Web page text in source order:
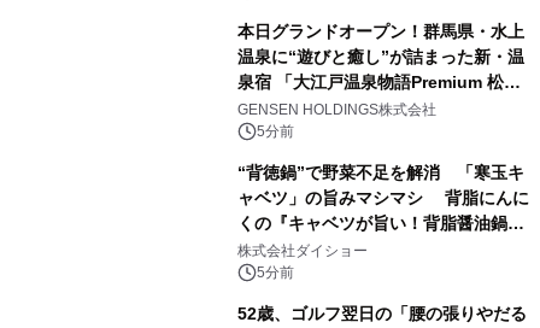
本日グランドオープン！群馬県・水上
温泉に“遊びと癒し”が詰まった新・温
泉宿 「大江戸温泉物語Premium 松乃
井」が誕生
GENSEN HOLDINGS株式会社
5分前
“背徳鍋”で野菜不足を解消 「寒玉キ
ャベツ」の旨みマシマシ 背脂にんに
くの『キャベツが旨い！背脂醤油鍋ス
ープ』発売
株式会社ダイショー
5分前
52歳、ゴルフ翌日の「腰の張りやだる